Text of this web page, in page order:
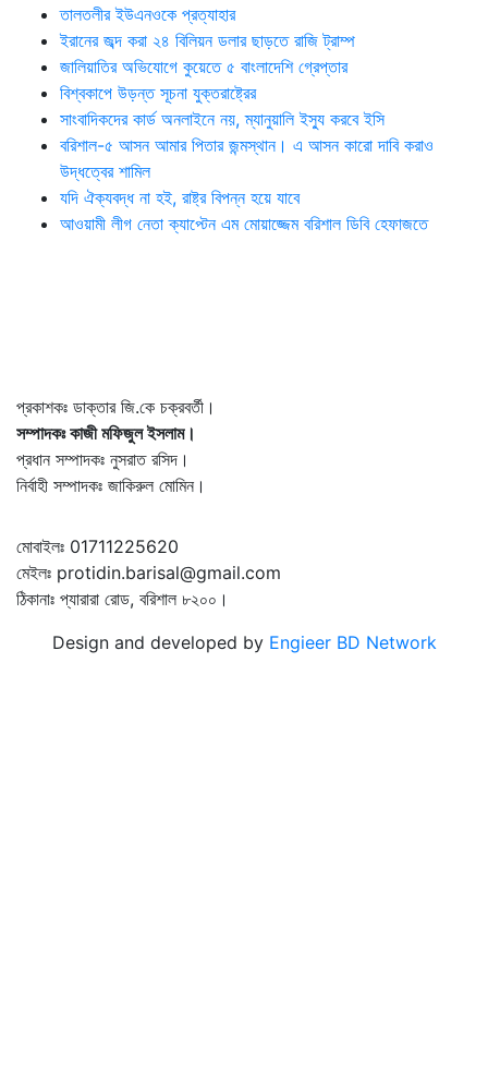
তালতলীর ইউএনওকে প্রত্যাহার
ইরানের জব্দ করা ২৪ বিলিয়ন ডলার ছাড়তে রাজি ট্রাম্প
জালিয়াতির অভিযোগে কুয়েতে ৫ বাংলাদেশি গ্রেপ্তার
বিশ্বকাপে উড়ন্ত সূচনা যুক্তরাষ্ট্রের
সাংবাদিকদের কার্ড অনলাইনে নয়, ম্যানুয়ালি ইস্যু করবে ইসি
বরিশাল-৫ আসন আমার পিতার জন্মস্থান। এ আসন কারো দাবি করাও
উদ্ধত্বের শামিল
যদি ঐক্যবদ্ধ না হই, রাষ্ট্র বিপন্ন হয়ে যাবে
আওয়ামী লীগ নেতা ক্যাপ্টেন এম মোয়াজ্জেম বরিশাল ডিবি হেফাজতে
প্রকাশকঃ ডাক্তার জি.কে চক্রবর্তী।
সম্পাদকঃ কাজী মফিজুল ইসলাম।
প্রধান সম্পাদকঃ নুসরাত রসিদ।
নির্বাহী সম্পাদকঃ জাকিরুল মোমিন।
মোবাইলঃ 01711225620
মেইলঃ protidin.barisal@gmail.com
ঠিকানাঃ প্যারারা রোড, বরিশাল ৮২০০।
Design and developed by Engieer BD Network